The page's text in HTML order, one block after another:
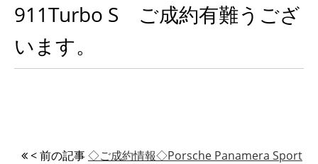
911Turbo S ご成約有難うござ
います。
< 前の記事◇ご成約情報◇Porsche Panamera Sport